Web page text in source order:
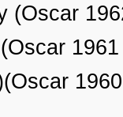
(Oscar